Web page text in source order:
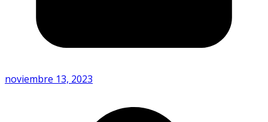
noviembre 13, 2023